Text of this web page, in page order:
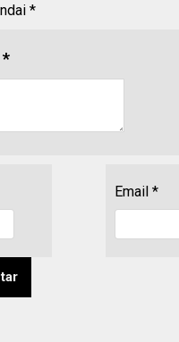
*
*
Email *